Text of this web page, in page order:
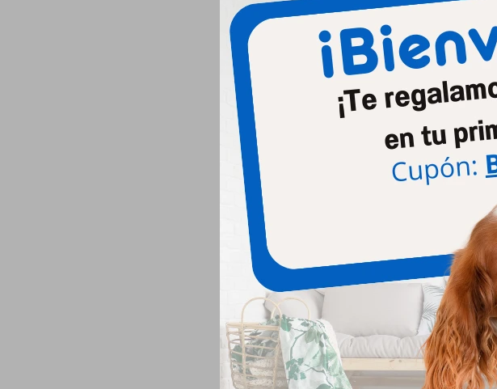
Nexgard M Perros De 4 - 10 Kg X 1
Comp
$330
Nexgard 2 - 4 Kg - Caja * 3 Comp